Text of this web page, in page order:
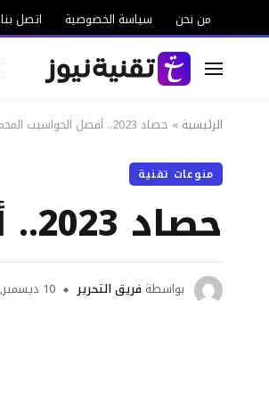
من نحن سياسة الخصوصية اتصل بنا
الرئيسية » حصاد 2023.. أفضل الحواسيب المحمولة من HP
منوعات تقنية
حصاد 2023.. أفضل الحواسيب المحمولة من HP
بواسطة فريق التحرير 10 ديسمبر, 2023